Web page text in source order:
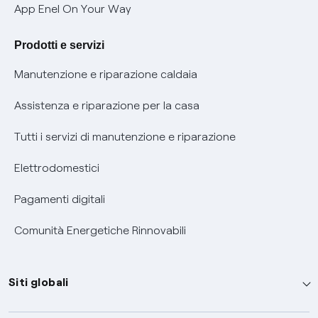
Verifica chi ti ha chiamato
Agevolazione utenti con disabilità per offerte Fibra
Informativa RAEE
App Enel On Your Way
Prodotti e servizi
Manutenzione e riparazione caldaia
Assistenza e riparazione per la casa
Tutti i servizi di manutenzione e riparazione
Elettrodomestici
Pagamenti digitali
Comunità Energetiche Rinnovabili
Siti globali